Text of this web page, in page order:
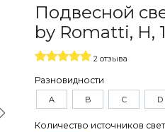
Подвесной
by Romatti, H,
2 отзыва
Разновидности
A B C D
Количество источников